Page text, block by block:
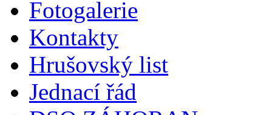
Fotogalerie
Kontakty
Hrušovský list
Jednací řád